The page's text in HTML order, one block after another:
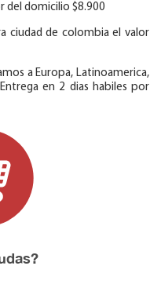
del domicilio $8.900
ciudad de colombia el valor
a Europa, Latinoamerica,
en 2 dias habiles por